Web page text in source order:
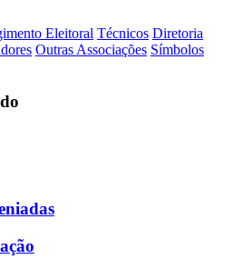
Eleitoral Técnicos Diretoria
Outras Associações Símbolos